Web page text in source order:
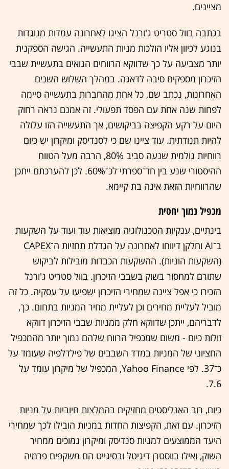
מציינים.
בכתבה בוול סטריט ג'ורנל הציגו לאחרונה עמדות מנוגדות
בנוגע לכיוון אליו הולכות מניות התעשייה. הגישה הספקנית
יותר מצביעה על כך שדווקא הרווחים הגואים בתעשיית שבבי
הזיכרון מספקים סיבה לדאגה. במהלך השלוש השנים
האחרונות, נכתב שם, כל אחת מהחברות בתעשייה סיימה
לפחות שנה אחת עם הפסד תפעולי. זה אמנם נראה רחוק
היום על רקע הקפיצה בביקושים, אך התעשייה הזו עלולה
להיות תנודתית. עוד ציינו שם כי לסנדיסק ומיקרון יש כיום
רווחיות גולמית שנעה סביב 80%, הרבה מעל הטווח
ההיסטורי שנע בין חד־ספרתי לכ־60%. לכן להערכתם ייתכן
שהרווחיות הזאת אינה בת קיימא.
מכפיל נמוך יחסית
בינתיים, ענקיות הטכנולוגיה מוציאות עוד ועוד על השקעות
ב־AI וחלקן דיווחו לאחרונה על הגדלת תחזיות ה־CAPEX
(השקעות הוניות). ההשקעות הכבדות מובילות לביקוש
שתורם למחסור בשוק בשבבי הזיכרון. בוול סטריט ג'ורנל
הזכירו כי אפל ציינה שמחירי הזיכרון ישפיעו על עסקיה. כל זה
מוביל לעליית מחירים וכן לעליית מחיר המניות בתחום. כך,
לדבריהם, ייתכן שדווקא חלק ממניות שבבי הזיכרון דווקא
זולות כיום - משום שמכפיל הרווח שלהם נמוך יותר מהמכפיל
החציוני של המניות במדד השבבים של פילדלפיה שעומד על
כ־37. לפי Yahoo Finance, המכפיל של מיקרון עומד על
7.6.
כיום, רוב האנליסטים מחזיקים בהמלצות חיוביות על מניות
הזיכרון. עם זאת, הקפיצות החדות במניות הובילו לכך שמחירי
היעד הממוצעים למניות סנדיסק ומיקרון נמוכים ממחיר
השוק, ואילו בווסטרן דיגיטל ובסיגייט הם משקפים פרמיה